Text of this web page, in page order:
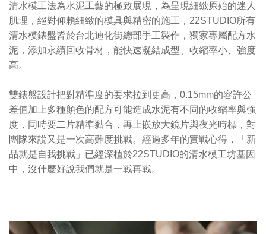
清水模工法為水泥工藝的極致展現，為呈現細緻原始的迷人
肌理，絕對仰賴細緻的模具與精密的施工，22STUDIO所有
清水模錶盤皆於台北迪化街總部手工製作，獨家專屬配方水
泥，添加永續回收骨材，能快速凝結成型、收縮率小、強度
高。
雙錶盤設計把對精準度的要求拉到更高，0.15mm的容許公
差值加上多種顏色的配方可能造成水泥有不同的收縮率與強
度，同時要二片精準黏合，再上嵌放大鏡片與夜光時標，對
團隊來說又是一次高難度挑戰。經過多年的實戰心得，「新
品就是自我挑戰」已經深植於22STUDIO的清水模工坊基因
中，沒什麼好說我們就是一戰再戰。